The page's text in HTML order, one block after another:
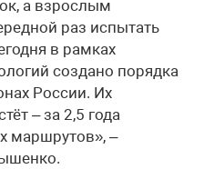
а взрослым
раз испытать
в рамках
создано порядка
России. Их
– за 2,5 года
маршрутов», –